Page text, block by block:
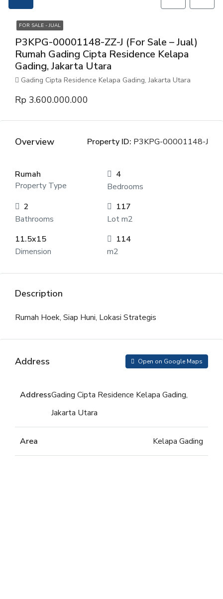
FOR SALE - JUAL
P3KPG-00001148-ZZ-J (For Sale – Jual)
Rumah Gading Cipta Residence Kelapa
Gading, Jakarta Utara
Gading Cipta Residence Kelapa Gading, Jakarta Utara
Rp 3.600.000.000
Overview Property ID: P3KPG-00001148-J
Rumah
Property Type
4
Bedrooms
2
Bathrooms
117
Lot m2
11.5x15
Dimension
114
m2
Description
Rumah Hoek, Siap Huni, Lokasi Strategis
Address Open on Google Maps
AddressGading Cipta Residence Kelapa Gading,
Jakarta Utara
Area Kelapa Gading